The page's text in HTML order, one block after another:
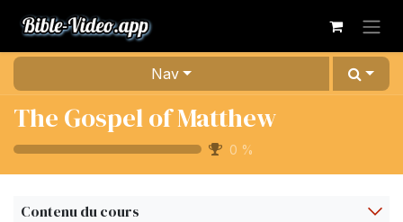
Nav
The Gospel of Matthew
0 %
Contenu du cours